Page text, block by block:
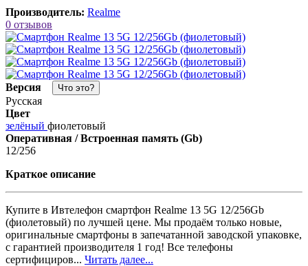
Производитель: Realme
0 отзывов
Версия Что это?
Русская
Цвет
зелёный фиолетовый
Оперативная / Встроенная память (Gb)
12/256
Краткое описание
Купите в Ивтелефон смартфон Realme 13 5G 12/256Gb
(фиолетовый) по лучшей цене. Мы продаём только новые,
оригинальные смартфоны в запечатанной заводской упаковке,
с гарантией производителя 1 год! Все телефоны
сертифициров... Читать далее...